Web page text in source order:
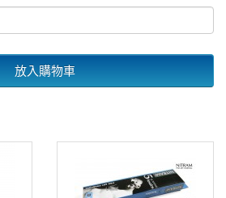
放入購物車